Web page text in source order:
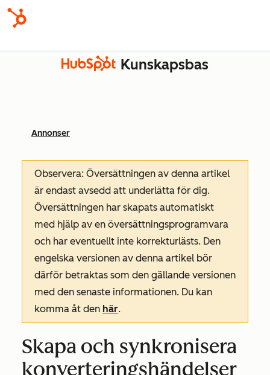
Kunskapsbas
Annonser
Observera: Översättningen av denna artikel
är endast avsedd att underlätta för dig.
Översättningen har skapats automatiskt
med hjälp av en översättningsprogramvara
och har eventuellt inte korrekturlästs. Den
engelska versionen av denna artikel bör
därför betraktas som den gällande versionen
med den senaste informationen. Du kan
komma åt den här.
Skapa och synkronisera
konverteringshändelser